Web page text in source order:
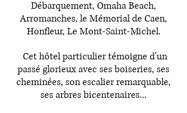
Débarquement, Omaha Beach,
Arromanches, le Mémorial de Caen,
Honfleur, Le Mont-Saint-Michel.
Cet hôtel particulier témoigne d'un
passé glorieux avec ses boiseries, ses
cheminées, son escalier remarquable,
ses arbres bicentenaires...